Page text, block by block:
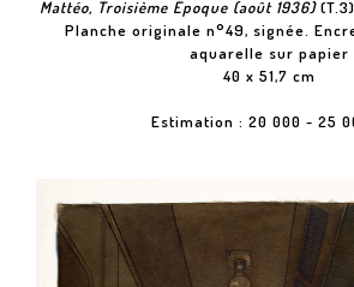
Mattéo, Troisième Époque (août 1936)
Planche originale n°49, signée.
aquarelle sur papier
40 x 51,7 cm
Estimation : 20 000 - 25